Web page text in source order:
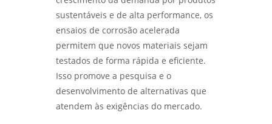
DE METALOGRAFIA E TRANSFORME SEUS
PROJETOS - LABMETAL
COMO REALIZAR UMA ANÁLISE DO TIPO DE
análise de falhas em rolamentos em são
paulo
análise de falhas para manutenção em
análise de falhas para manutenção em
são paulo
sustentáveis e de alta performance, os
ensaios de corrosão acelerada
permitem que novos materiais sejam
testados de forma rápida e eficiente.
Isso promove a pesquisa e o
desenvolvimento de alternativas que
atendem às exigências do mercado.